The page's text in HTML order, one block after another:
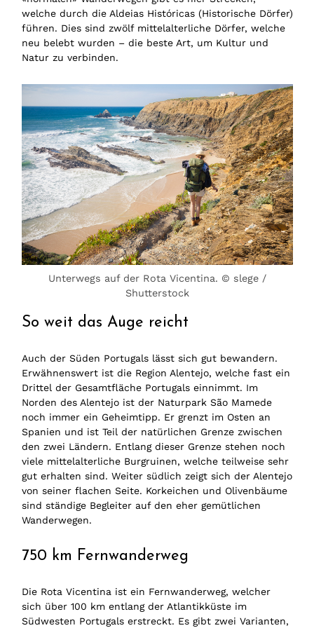
welche durch die Aldeias Históricas (Historische Dörfer)
führen. Dies sind zwölf mittelalterliche Dörfer, welche
neu belebt wurden – die beste Art, um Kultur und
Natur zu verbinden.
Unterwegs auf der Rota Vicentina. © slege /
Shutterstock
So weit das Auge reicht
Auch der Süden Portugals lässt sich gut bewandern.
Erwähnenswert ist die Region Alentejo, welche fast ein
Drittel der Gesamtfläche Portugals einnimmt. Im
Norden des Alentejo ist der Naturpark São Mamede
noch immer ein Geheimtipp. Er grenzt im Osten an
Spanien und ist Teil der natürlichen Grenze zwischen
den zwei Ländern. Entlang dieser Grenze stehen noch
viele mittelalterliche Burgruinen, welche teilweise sehr
gut erhalten sind. Weiter südlich zeigt sich der Alentejo
von seiner flachen Seite. Korkeichen und Olivenbäume
sind ständige Begleiter auf den eher gemütlichen
Wanderwegen.
750 km Fernwanderweg
Die Rota Vicentina ist ein Fernwanderweg, welcher
sich über 100 km entlang der Atlantikküste im
Südwesten Portugals erstreckt. Es gibt zwei Varianten,